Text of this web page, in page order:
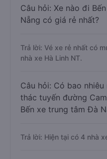
Câu hỏi: Xe nào đi
Nẵng có giá rẻ nhất?
Trả lời: Vé xe rẻ nhất có
nhà xe Hà Linh NT.
Câu hỏi: Có bao
thác tuyến đường
Bến xe trung tâm Đà
Trả lời: Hiện tại có 4 nhà